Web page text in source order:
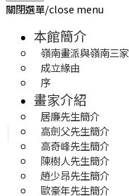
關閉選單/close menu
本館簡介
嶺南畫派與嶺南三家
成立緣由
序
畫家介紹
居廉先生簡介
高劍父先生簡介
高奇峰先生簡介
陳樹人先生簡介
趙少昂先生簡介
歐豪年先生簡介